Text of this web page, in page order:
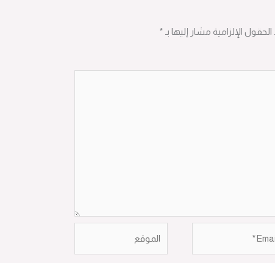
الحقول الإلزامية مشار إليها بـ *